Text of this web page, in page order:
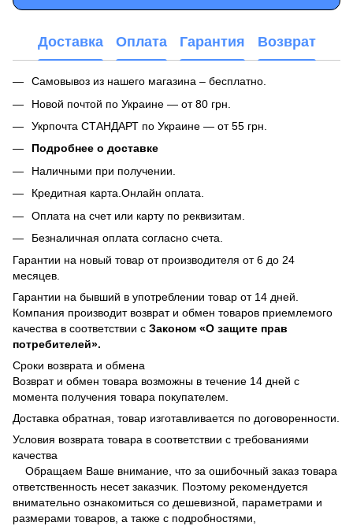
Доставка Оплата Гарантия Возврат
Самовывоз из нашего магазина – бесплатно.
Новой почтой по Украине — от 80 грн.
Укрпочта СТАНДАРТ по Украине — от 55 грн.
Подробнее о доставке
Наличными при получении.
Кредитная карта.Онлайн оплата.
Оплата на счет или карту по реквизитам.
Безналичная оплата согласно счета.
Гарантии на новый товар от производителя от 6 до 24
месяцев.
Гарантии на бывший в употреблении товар от 14 дней.
Компания производит возврат и обмен товаров приемлемого
качества в соответствии с Законом «О защите прав
потребителей».
Сроки возврата и обмена
Возврат и обмен товара возможны в течение 14 дней с
момента получения товара покупателем.
Доставка обратная, товар изготавливается по договоренности.
Условия возврата товара в соответствии с требованиями
качества
Обращаем Ваше внимание, что за ошибочный заказ товара
ответственность несет заказчик. Поэтому рекомендуется
внимательно ознакомиться со дешевизной, параметрами и
размерами товаров, а также с подробностями,